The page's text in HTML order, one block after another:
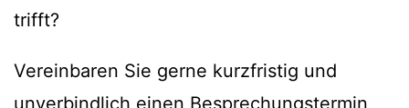
trifft?
Vereinbaren Sie gerne kurzfristig und
unverbindlich einen Besprechungstermin